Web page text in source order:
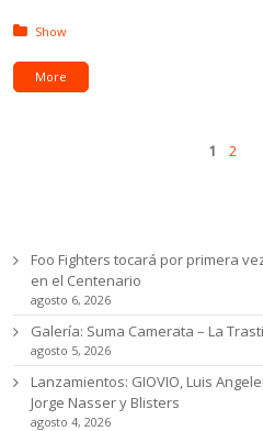
Posted in:
Show
More
Pages
1 2
Foo Fighters tocará por primera
en el Centenario
agosto 6, 2026
Galería: Suma Camerata – La
agosto 5, 2026
Lanzamientos: GIOVIO, Luis
Jorge Nasser y Blisters
agosto 4, 2026